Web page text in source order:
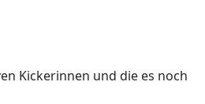
Kickerinnen und die es noch